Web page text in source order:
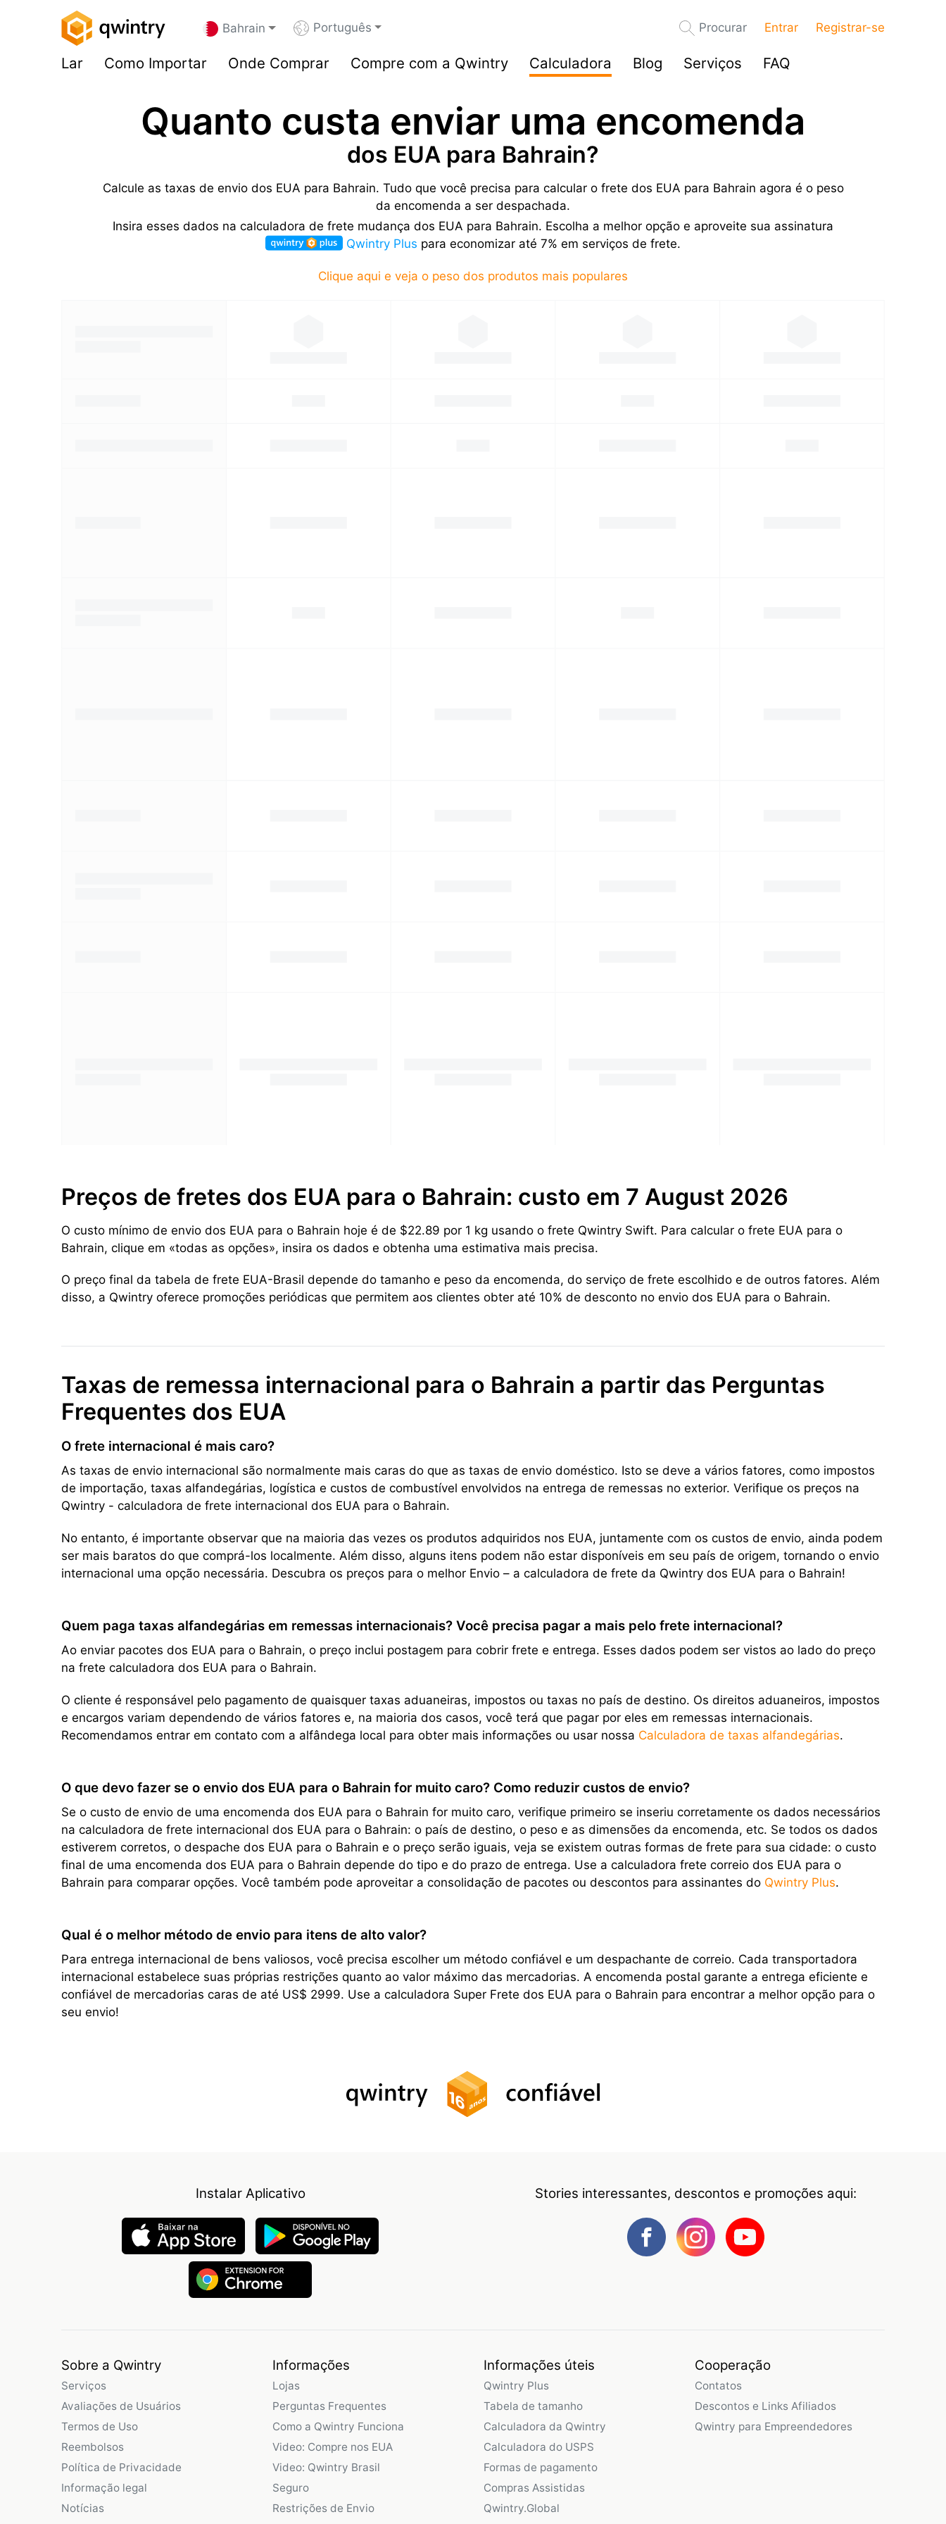
Bahrain Português Procurar Entrar Registrar-se
Lar Como Importar Onde Comprar Compre com a Qwintry Calculadora Blog Serviços FAQ
Quanto custa enviar uma encomenda
dos EUA para Bahrain?
Calcule as taxas de envio dos EUA para Bahrain. Tudo que você precisa para calcular o frete dos EUA para Bahrain agora é o peso
da encomenda a ser despachada.
Insira esses dados na calculadora de frete mudança dos EUA para Bahrain. Escolha a melhor opção e aproveite sua assinatura
Qwintry Plus para economizar até 7% em serviços de frete.
Clique aqui e veja o peso dos produtos mais populares
Preços de fretes dos EUA para o Bahrain: custo em 7 August 2026
O custo mínimo de envio dos EUA para o Bahrain hoje é de $22.89 por 1 kg usando o frete Qwintry Swift. Para calcular o frete EUA para o
Bahrain, clique em «todas as opções», insira os dados e obtenha uma estimativa mais precisa.
O preço final da tabela de frete EUA-Brasil depende do tamanho e peso da encomenda, do serviço de frete escolhido e de outros fatores. Além
disso, a Qwintry oferece promoções periódicas que permitem aos clientes obter até 10% de desconto no envio dos EUA para o Bahrain.
Taxas de remessa internacional para o Bahrain a partir das Perguntas
Frequentes dos EUA
O frete internacional é mais caro?
As taxas de envio internacional são normalmente mais caras do que as taxas de envio doméstico. Isto se deve a vários fatores, como impostos
de importação, taxas alfandegárias, logística e custos de combustível envolvidos na entrega de remessas no exterior. Verifique os preços na
Qwintry - calculadora de frete internacional dos EUA para o Bahrain.
No entanto, é importante observar que na maioria das vezes os produtos adquiridos nos EUA, juntamente com os custos de envio, ainda podem
ser mais baratos do que comprá-los localmente. Além disso, alguns itens podem não estar disponíveis em seu país de origem, tornando o envio
internacional uma opção necessária. Descubra os preços para o melhor Envio – a calculadora de frete da Qwintry dos EUA para o Bahrain!
Quem paga taxas alfandegárias em remessas internacionais? Você precisa pagar a mais pelo frete internacional?
Ao enviar pacotes dos EUA para o Bahrain, o preço inclui postagem para cobrir frete e entrega. Esses dados podem ser vistos ao lado do preço
na frete calculadora dos EUA para o Bahrain.
O cliente é responsável pelo pagamento de quaisquer taxas aduaneiras, impostos ou taxas no país de destino. Os direitos aduaneiros, impostos
e encargos variam dependendo de vários fatores e, na maioria dos casos, você terá que pagar por eles em remessas internacionais.
Recomendamos entrar em contato com a alfândega local para obter mais informações ou usar nossa Calculadora de taxas alfandegárias.
O que devo fazer se o envio dos EUA para o Bahrain for muito caro? Como reduzir custos de envio?
Se o custo de envio de uma encomenda dos EUA para o Bahrain for muito caro, verifique primeiro se inseriu corretamente os dados necessários
na calculadora de frete internacional dos EUA para o Bahrain: o país de destino, o peso e as dimensões da encomenda, etc. Se todos os dados
estiverem corretos, o despache dos EUA para o Bahrain e o preço serão iguais, veja se existem outras formas de frete para sua cidade: o custo
final de uma encomenda dos EUA para o Bahrain depende do tipo e do prazo de entrega. Use a calculadora frete correio dos EUA para o
Bahrain para comparar opções. Você também pode aproveitar a consolidação de pacotes ou descontos para assinantes do Qwintry Plus.
Qual é o melhor método de envio para itens de alto valor?
Para entrega internacional de bens valiosos, você precisa escolher um método confiável e um despachante de correio. Cada transportadora
internacional estabelece suas próprias restrições quanto ao valor máximo das mercadorias. A encomenda postal garante a entrega eficiente e
confiável de mercadorias caras de até US$ 2999. Use a calculadora Super Frete dos EUA para o Bahrain para encontrar a melhor opção para o
seu envio!
Instalar Aplicativo Stories interessantes, descontos e promoções aqui:
Sobre a Qwintry
Serviços
Avaliações de Usuários
Termos de Uso
Reembolsos
Política de Privacidade
Informação legal
Notícias
Informações
Lojas
Perguntas Frequentes
Como a Qwintry Funciona
Video: Compre nos EUA
Video: Qwintry Brasil
Seguro
Restrições de Envio
Informações úteis
Qwintry Plus
Tabela de tamanho
Calculadora da Qwintry
Calculadora do USPS
Formas de pagamento
Compras Assistidas
Qwintry.Global
Cooperação
Contatos
Descontos e Links Afiliados
Qwintry para Empreendedores